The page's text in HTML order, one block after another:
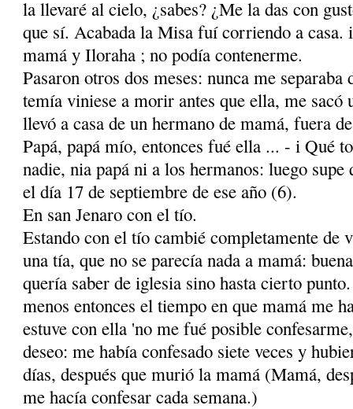
la llevaré al cielo, ¿sabes? ¿Me la das con
que sí. Acabada la Misa fuí corriendo a
mamá y Iloraha ; no podía contenerme.
Pasaron otros dos meses: nunca me separaba
temía viniese a morir antes que ella, me sacó
llevó a casa de un hermano de mamá, fuera
Papá, papá mío, entonces fué ella ... - i Qué
nadie, nia papá ni a los hermanos: luego
el día 17 de septiembre de ese año (6).
En san Jenaro con el tío.
Estando con el tío cambié completamente de
una tía, que no se parecía nada a mamá:
quería saber de iglesia sino hasta cierto
menos entonces el tiempo en que mamá me
estuve con ella 'no me fué posible
deseo: me había confesado siete veces y
días, después que murió la mamá (Mamá,
me hacía confesar cada semana.)